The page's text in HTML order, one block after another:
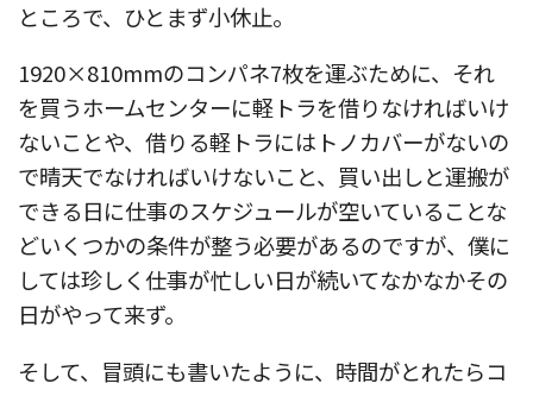
ところで、ひとまず小休止。
1920×810mmのコンパネ7枚を運ぶために、それ
を買うホームセンターに軽トラを借りなければいけ
ないことや、借りる軽トラにはトノカバーがないの
で晴天でなければいけないこと、買い出しと運搬が
できる日に仕事のスケジュールが空いていることな
どいくつかの条件が整う必要があるのですが、僕に
しては珍しく仕事が忙しい日が続いてなかなかその
日がやって来ず。
そして、冒頭にも書いたように、時間がとれたらコ